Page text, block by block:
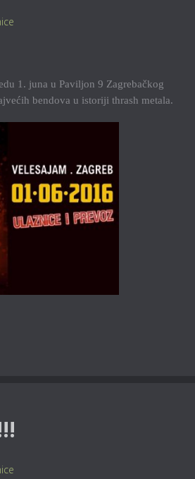
1. juna u Paviljon 9 Zagrebačkog
bendova u istoriji thrash metala.